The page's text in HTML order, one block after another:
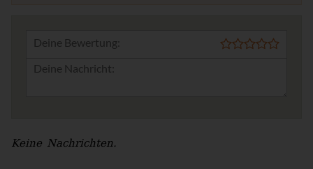
Deine Bewertung:
Keine Nachrichten.